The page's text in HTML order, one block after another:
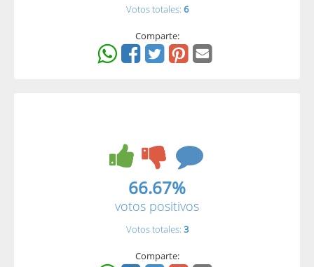
Votos totales: 6
Comparte:
66.67%
votos positivos
Votos totales: 3
Comparte: